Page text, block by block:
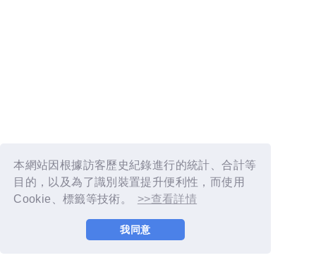
本網站因根據訪客歷史紀錄進行的統計、合計等
目的，以及為了識別裝置提升便利性，而使用
Cookie、標籤等技術。
>>查看詳情
我同意
© YOSHIMOTO KOGYO / Fanplus